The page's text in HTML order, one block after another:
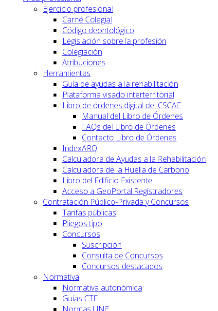
Ejercicio profesional
Carné Colegial
Código deontológico
Legislación sobre la profesión
Colegiación
Atribuciones
Herramientas
Guía de ayudas a la rehabilitación
Plataforma visado interterritorial
Libro de órdenes digital del CSCAE
Manual del Libro de Órdenes
FAQs del Libro de Órdenes
Contacto Libro de Órdenes
IndexARQ
Calculadora de Ayudas a la Rehabilitación
Calculadora de la Huella de Carbono
Libro del Edificio Existente
Acceso a GeoPortal.Registradores
Contratación Público-Privada y Concursos
Tarifas públicas
Pliegos tipo
Concursos
Suscripción
Consulta de Concursos
Concursos destacados
Normativa
Normativa autonómica
Guías CTE